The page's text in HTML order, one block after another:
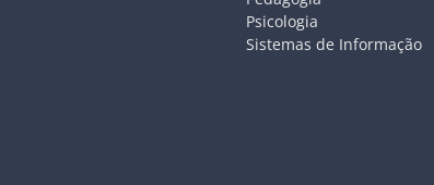
Psicologia
Sistemas de Informação